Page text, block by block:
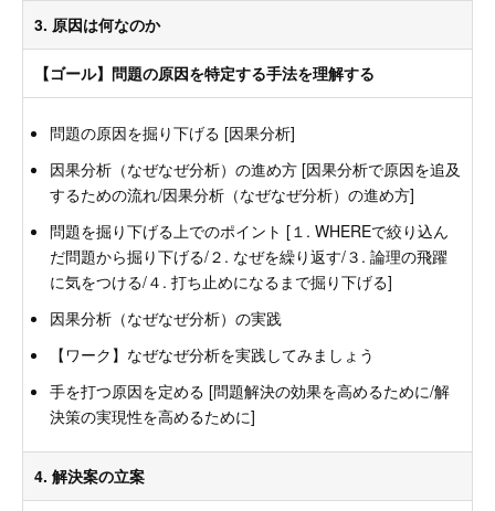
3. 原因は何なのか
【ゴール】問題の原因を特定する手法を理解する
問題の原因を掘り下げる [因果分析]
因果分析（なぜなぜ分析）の進め方 [因果分析で原因を追及
するための流れ/因果分析（なぜなぜ分析）の進め方]
問題を掘り下げる上でのポイント [１. WHEREで絞り込ん
だ問題から掘り下げる/２. なぜを繰り返す/３. 論理の飛躍
に気をつける/４. 打ち止めになるまで掘り下げる]
因果分析（なぜなぜ分析）の実践
【ワーク】なぜなぜ分析を実践してみましょう
手を打つ原因を定める [問題解決の効果を高めるために/解
決策の実現性を高めるために]
4. 解決案の立案